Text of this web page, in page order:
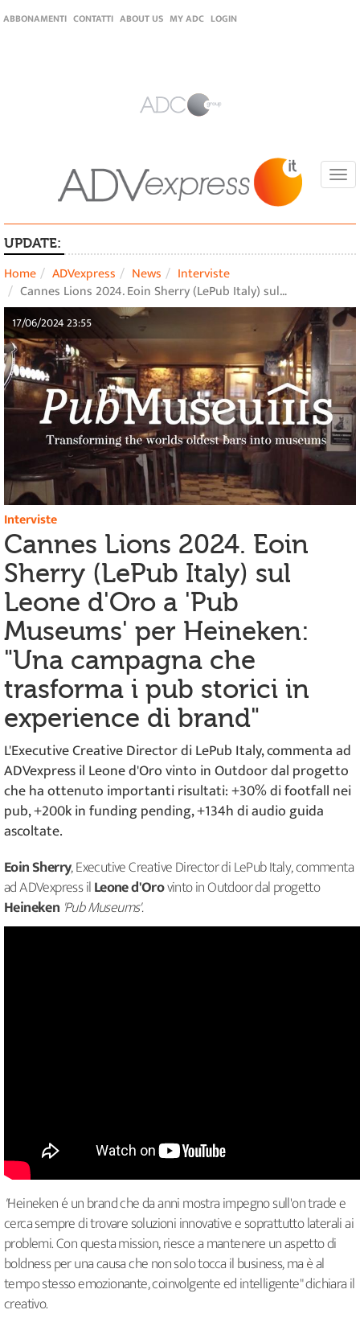
ABBONAMENTI CONTATTI ABOUT US MY ADC LOGIN
UPDATE:
Home ADVexpress News
Interviste
Cannes Lions 2024. Eoin Sherry (LePub Italy) sul…
17/06/2024 23:55
Interviste
Cannes Lions 2024. Eoin
Sherry (LePub Italy) sul
Leone d'Oro a 'Pub
Museums' per Heineken:
"Una campagna che
trasforma i pub storici in
experience di brand"
L'Executive Creative Director di LePub Italy, commenta ad
ADVexpress il Leone d'Oro vinto in Outdoor dal progetto
che ha ottenuto importanti risultati: +30% di footfall nei
pub, +200k in funding pending, +134h di audio guida
ascoltate.
Eoin Sherry, Executive Creative Director di LePub Italy, commenta
ad ADVexpress ilLeone d'Orovinto in Outdoor dal progetto
Heineken 'Pub Museums'.
"Heineken é un brand che da anni mostra impegno sull'on trade e
cerca sempre di trovare soluzioni innovative e soprattutto laterali ai
problemi. Con questa mission, riesce a mantenere un aspetto di
boldness per una causa che non solo tocca il business, ma è al
tempo stesso emozionante, coinvolgente ed intelligente" dichiara il
creativo.